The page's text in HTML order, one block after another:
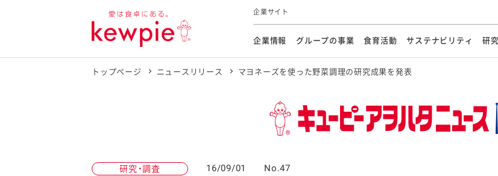
企業サイト
企業情報
トップメッセージ 基本方針
グループの事業
市販用 業務用
食育活動
食育活動方針 食育活動の歩み
食をテーマにした講演会 オープンキッチン（工場見学）
サステナビリティ
トップメッセージ サステナビリティマネジメン
持続可能な調達 人権の尊重
品質と安全・安心 開示方針
イニシアチブ・加盟団体
研
本部長メッセージ 研究開発ビジョン
個人投資家の皆さまへ 経営情報
IRよくあるご質問 ディスクロージャーポリシー
免責事項
研究・調査 16/09/01 No.47
トップページ ニュースリリース マヨネーズを使った野菜調理の研究成果を発表